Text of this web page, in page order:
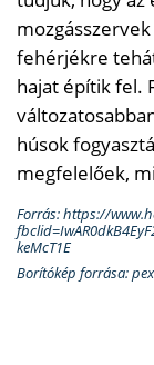
fehérjékre
hajat építik fel.
húsok
megfelelőek,
Forrás: https://
keMcT1E
Borítókép forrása: